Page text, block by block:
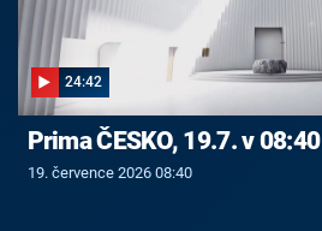
24:42
Prima ČESKO, 19.7. v 08:40
19. července 2026 08:40